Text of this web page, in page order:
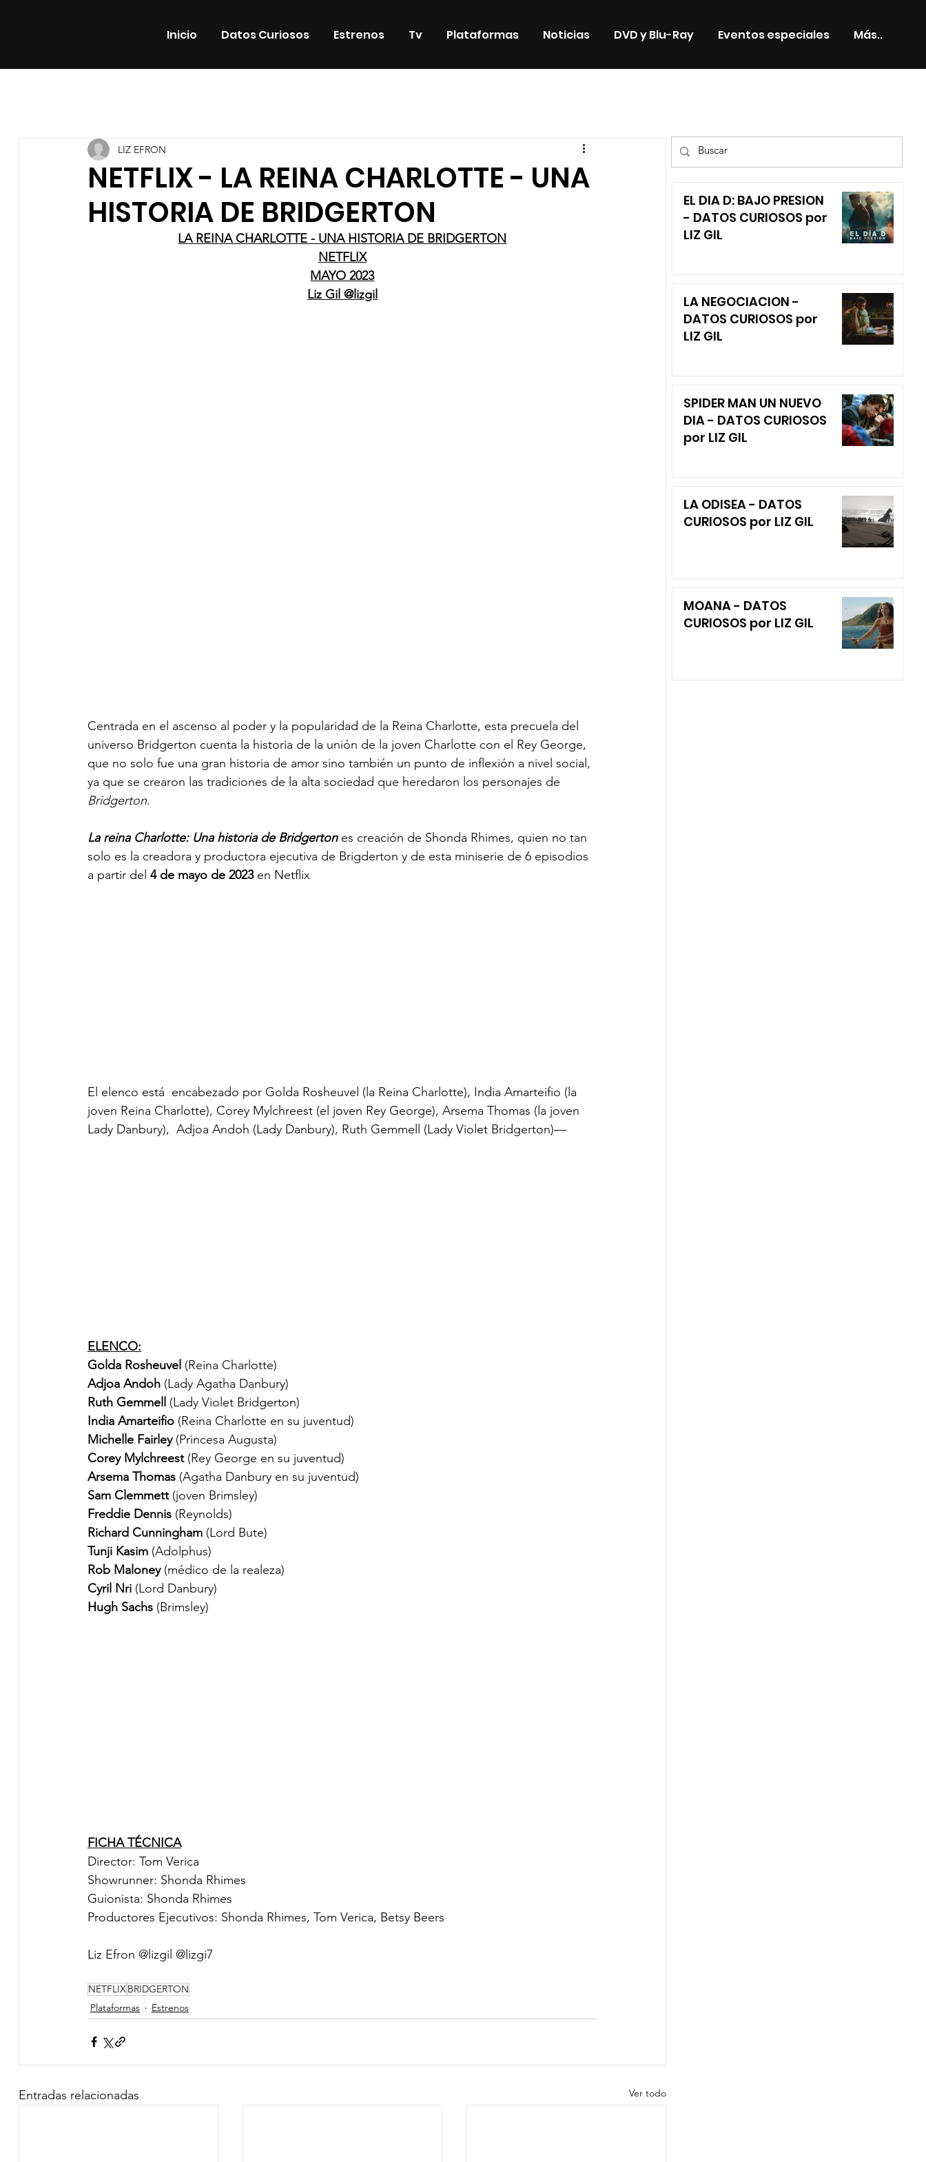
Inicio Datos Curiosos Estrenos Tv Plataformas Noticias DVD y Blu-Ray Eventos especiales Más..
Teatro Plataformas
NETFLIX - LA REINA CHARLOTTE - UNA
HISTORIA DE BRIDGERTON
LIZ EFRON
LA REINA CHARLOTTE - UNA HISTORIA DE BRIDGERTON
NETFLIX
MAYO 2023
Liz Gil @lizgil
Centrada en el ascenso al poder y la popularidad de la Reina Charlotte, esta precuela del
universo Bridgerton cuenta la historia de la unión de la joven Charlotte con el Rey George,
que no solo fue una gran historia de amor sino también un punto de inflexión a nivel social,
ya que se crearon las tradiciones de la alta sociedad que heredaron los personajes de
Bridgerton.
La reina Charlotte: Una historia de Bridgerton es creación de Shonda Rhimes, quien no tan
solo es la creadora y productora ejecutiva de Brigderton y de esta miniserie de 6 episodios
a partir del 4 de mayo de 2023 en Netflix
El elenco está  encabezado por Golda Rosheuvel (la Reina Charlotte), India Amarteifio (la
joven Reina Charlotte), Corey Mylchreest (el joven Rey George), Arsema Thomas (la joven
Lady Danbury),  Adjoa Andoh (Lady Danbury), Ruth Gemmell (Lady Violet Bridgerton)—
ELENCO:
Golda Rosheuvel (Reina Charlotte)
Adjoa Andoh (Lady Agatha Danbury)
Ruth Gemmell
(Lady Violet Bridgerton)
India Amarteifio (Reina Charlotte en su juventud)
Michelle Fairley (Princesa Augusta)
Corey Mylchreest (Rey George en su juventud)
Arsema Thomas (Agatha Danbury en su juventud)
Sam Clemmett (joven Brimsley)
Freddie Dennis (Reynolds)
Richard Cunningham (Lord Bute)
Tunji Kasim (Adolphus)
Rob Maloney (médico de la realeza)
Cyril Nri (Lord Danbury)
Hugh Sachs (Brimsley)
FICHA TÉCNICA
Director: Tom Verica
Showrunner: Shonda Rhimes
Guionista: Shonda Rhimes
Productores Ejecutivos: Shonda Rhimes, Tom Verica, Betsy Beers
Liz Efron @lizgil @lizgi7
NETFLIXBRIDGERTON
Plataformas
Estrenos
Entradas relacionadas Ver todo
EL DIA D: BAJO PRESION
- DATOS CURIOSOS por
LIZ GIL
LA NEGOCIACION -
DATOS CURIOSOS por
LIZ GIL
SPIDER MAN UN NUEVO
DIA - DATOS CURIOSOS
por LIZ GIL
LA ODISEA - DATOS
CURIOSOS por LIZ GIL
MOANA - DATOS
CURIOSOS por LIZ GIL